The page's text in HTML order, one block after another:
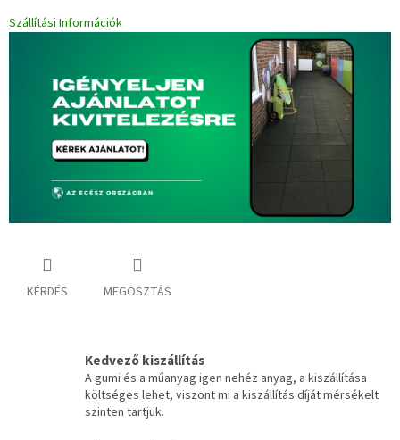
Szállítási Információk
KÉRDÉS MEGOSZTÁS
Kedvező kiszállítás
A gumi és a műanyag igen nehéz anyag, a kiszállítása
költséges lehet, viszont mi a kiszállítás díját mérsékelt
szinten tartjuk.